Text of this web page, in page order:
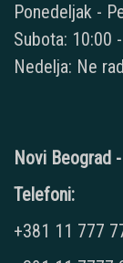
Ponedeljak -
Subota: 10:00
Nedelja: Ne
Novi Beograd
Telefoni:
+381 11 777